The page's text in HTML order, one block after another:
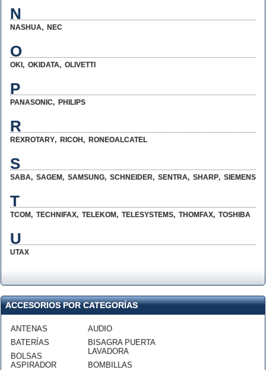
N
NASHUA, NEC
O
OKI , OKIDATA, OLIVETTI
P
PANASONIC, PHILIPS
R
REXROTARY, RICOH , RONEOALCATEL
S
SABA, SAGEM, SAMSUNG, SCHNEIDER, SENTRA, SHARP, SIEMENS
T
TCOM, TECHNIFAX, TELEKOM, TELESYSTEMS, THOMFAX, TOSHIBA
U
UTAX
ACCESORIOS POR CATEGORÍAS
ANTENAS
BATERÍAS
BOLSAS
ASPIRADOR
AUDIO
BISAGRA PUERTA
LAVADORA
BOMBILLAS